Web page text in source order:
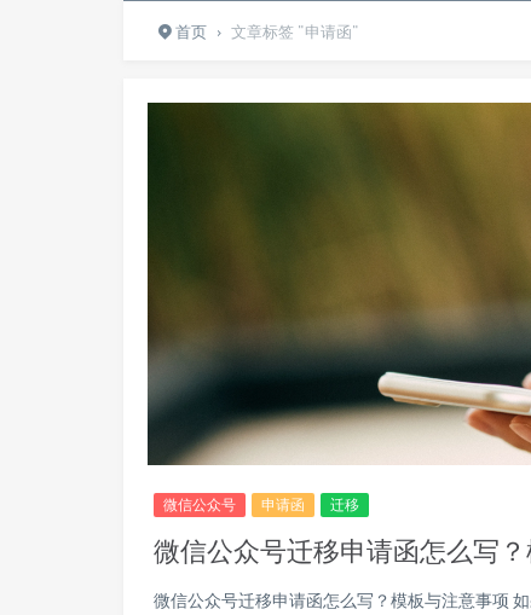
首页 › 文章标签 "申请函"
微信公众号 申请函 迁移
微信公众号迁移申请函怎么写
微信公众号迁移申请函怎么写？模板与注意事项